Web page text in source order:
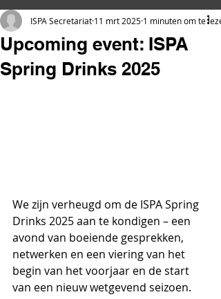
Upcoming event: ISPA
Spring Drinks 2025
ISPA Secretariat 11 mrt 2025 1 minuten om te
We zijn verheugd om de ISPA Spring
Drinks 2025 aan te kondigen – een
avond van boeiende gesprekken,
netwerken en een viering van het
begin van het voorjaar en de start
van een nieuw wetgevend seizoen.